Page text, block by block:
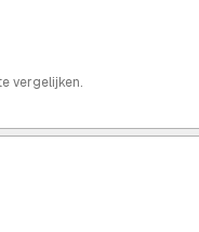
vergelijken.